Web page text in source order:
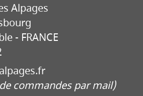
Alpages
- FRANCE
commandes par mail)